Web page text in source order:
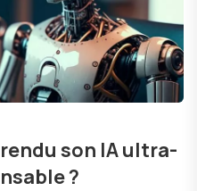
son IA ultra-
?